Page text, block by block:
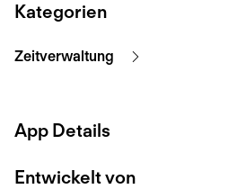
Kategorien
Zeitverwaltung
App Details
Entwickelt von